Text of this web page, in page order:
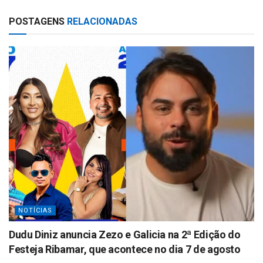
s
p
e
POSTAGENS RELACIONADAS
NOTÍCIAS
Dudu Diniz anuncia Zezo e Galicia na 2ª Edição do
Festeja Ribamar, que acontece no dia 7 de agosto